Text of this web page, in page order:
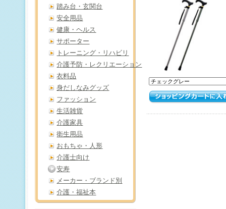
踏み台・玄関台
安全用品
健康・ヘルス
サポーター
トレーニング・リハビリ
介護予防・レクリエーション
衣料品
身だしなみグッズ
ファッション
生活雑貨
介護家具
衛生用品
おもちゃ・人形
介護士向け
安寿
メーカー・ブランド別
介護・福祉本